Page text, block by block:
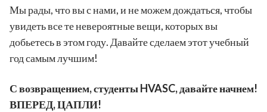
Мы рады, что вы с нами, и не можем дождаться, чтобы
увидеть все те невероятные вещи, которых вы
добьетесь в этом году. Давайте сделаем этот учебный
год самым лучшим!
С возвращением, студенты HVASC, давайте начнем!
ВПЕРЕД, ЦАПЛИ!